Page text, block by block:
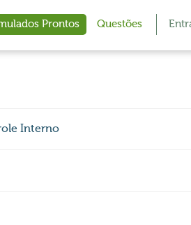
Prontos Questões
Interno